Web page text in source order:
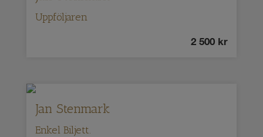
Uppföljaren
2 500 kr
Jan Stenmark
Enkel Biljett.